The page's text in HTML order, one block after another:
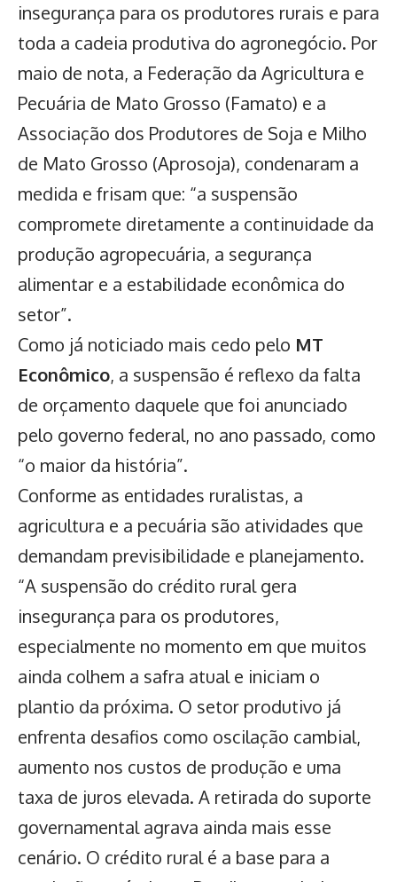
insegurança para os produtores rurais e para
toda a cadeia produtiva do agronegócio. Por
maio de nota, a Federação da Agricultura e
Pecuária de Mato Grosso (Famato) e a
Associação dos Produtores de Soja e Milho
de Mato Grosso (Aprosoja), condenaram a
medida e frisam que: “a suspensão
compromete diretamente a continuidade da
produção agropecuária, a segurança
alimentar e a estabilidade econômica do
setor”.
Como já noticiado mais cedo pelo MT
Econômico, a suspensão é reflexo da falta
de orçamento daquele que foi anunciado
pelo governo federal, no ano passado, como
“o maior da história”.
Conforme as entidades ruralistas, a
agricultura e a pecuária são atividades que
demandam previsibilidade e planejamento.
“A suspensão do crédito rural gera
insegurança para os produtores,
especialmente no momento em que muitos
ainda colhem a safra atual e iniciam o
plantio da próxima. O setor produtivo já
enfrenta desafios como oscilação cambial,
aumento nos custos de produção e uma
taxa de juros elevada. A retirada do suporte
governamental agrava ainda mais esse
cenário. O crédito ruralé a base para a